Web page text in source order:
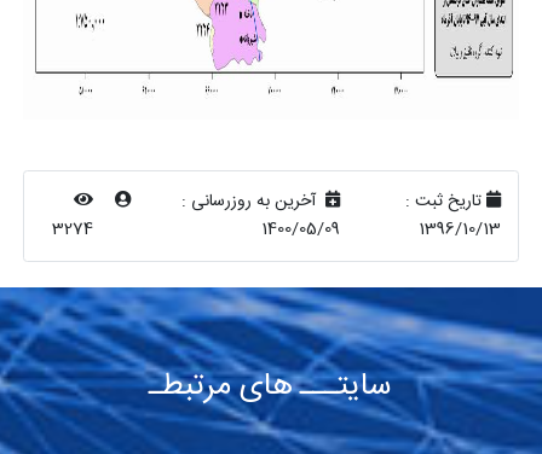
تاریخ ثبت :
1396/10/13
آخرین به روزرسانی :
1400/05/09
3274
سایتـــ های مرتبطـ